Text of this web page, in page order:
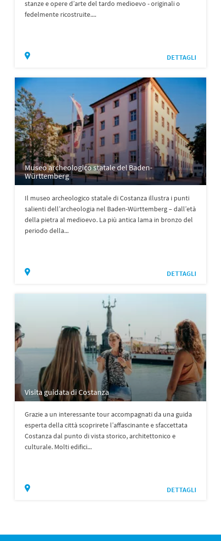
stanze e opere d’arte del tardo medioevo - originali o
fedelmente ricostruite....
DETTAGLI
Museo archeologico statale del Baden-
Württemberg
Il museo archeologico statale di Costanza illustra i punti
salienti dell’archeologia nel Baden-Württemberg – dall’età
della pietra al medioevo. La più antica lama in bronzo del
periodo della...
DETTAGLI
Visita guidata di Costanza
Grazie a un interessante tour accompagnati da una guida
esperta della città scoprirete l’affascinante e sfaccettata
Costanza dal punto di vista storico, architettonico e
culturale. Molti edifici...
DETTAGLI